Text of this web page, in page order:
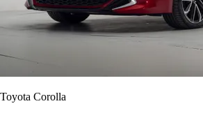
Toyota Corolla